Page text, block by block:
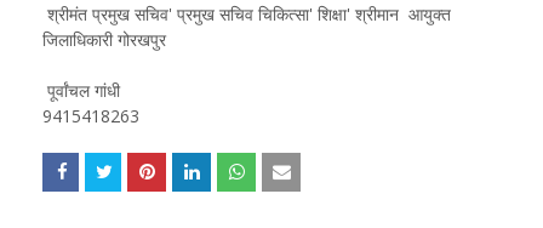
श्रीमंत प्रमुख सचिव' प्रमुख सचिव चिकित्सा' शिक्षा' श्रीमान आयुक्त
जिलाधिकारी गोरखपुर
पूर्वांचल गांधी
9415418263